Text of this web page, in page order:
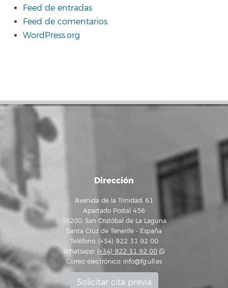
Feed de entradas
Feed de comentarios
WordPress.org
Dirección
Avenida de la Trinidad, 61
Apartado Postal 456
38200, San Cristóbal de La Laguna
Santa Cruz de Tenerife - España
Teléfono: (+34) 922 31 92 00
Whatsapp: (+34) 922 31 92 00
Correo electrónico: info@fg.ull.es
Solicitar cita previa